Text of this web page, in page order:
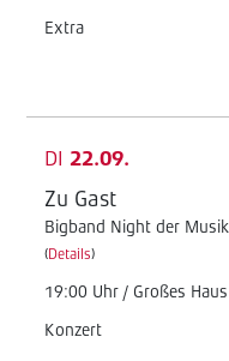
Extra
DI 22.09.
Zu Gast
Bigband Night der
(Details)
19:00 Uhr / Großes Haus
Konzert